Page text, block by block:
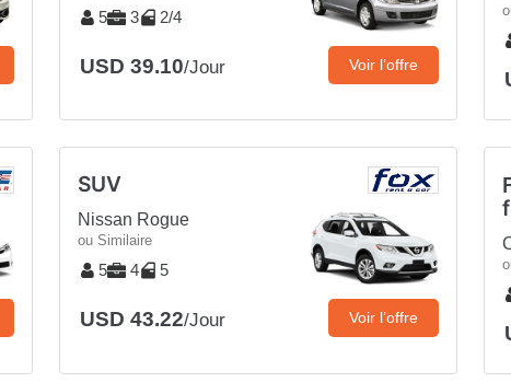
5 3 2/4
USD 39.10/Jour Voir l’offre
SUV
Nissan Rogue
ou Similaire
5 4 5
USD 43.22/Jour Voir l’offre